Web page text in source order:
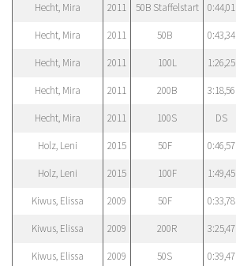
Hecht, Mira 2011 50B Staffelstart 0:44,01
Hecht, Mira 2011 50B 0:43,34
Hecht, Mira 2011 100L 1:26,25
Hecht, Mira 2011 200B 3:18,56
Hecht, Mira 2011 100S DS
Holz, Leni 2015 50F 0:46,57
Holz, Leni 2015 100F 1:49,45
Kiwus, Elissa 2009 50F 0:33,78
Kiwus, Elissa 2009 200R 3:25,47
Kiwus, Elissa 2009 50S 0:39,47